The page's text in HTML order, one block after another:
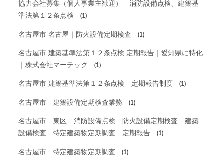
協力会社募集（個人事業主歓迎） 消防設備点検、建築基
準法第１２条点検
(1)
名古屋市 名古屋｜防火設備定期検査 (1)
名古屋市 建築基準法第１２条点検 定期報告｜愛知県に特化
｜株式会社マーテック
(1)
名古屋市 建築基準法第１２条点検 定期報告制度 (1)
名古屋市 建築設備定期検査業務 (1)
名古屋市 東区 消防設備点検 防火設備定期検査 建築
設備検査 特定建築物定期調査 定期報告
(1)
名古屋市 特定建築物定期調査 (1)